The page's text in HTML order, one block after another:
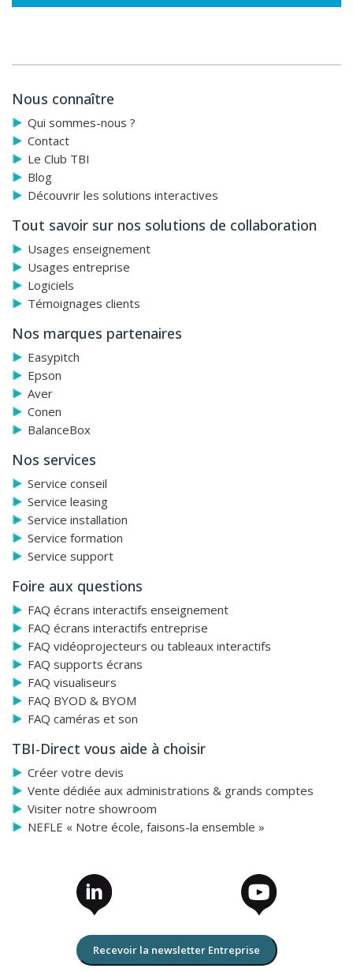
Nous connaître
Qui sommes-nous ?
Contact
Le Club TBI
Blog
Découvrir les solutions interactives
Tout savoir sur nos solutions de collaboration
Usages enseignement
Usages entreprise
Logiciels
Témoignages clients
Nos marques partenaires
Easypitch
Epson
Aver
Conen
BalanceBox
Nos services
Service conseil
Service leasing
Service installation
Service formation
Service support
Foire aux questions
FAQ écrans interactifs enseignement
FAQ écrans interactifs entreprise
FAQ vidéoprojecteurs ou tableaux interactifs
FAQ supports écrans
FAQ visualiseurs
FAQ BYOD & BYOM
FAQ caméras et son
TBI-Direct vous aide à choisir
Créer votre devis
Vente dédiée aux administrations & grands comptes
Visiter notre showroom
NEFLE « Notre école, faisons-la ensemble »
Recevoir la newsletter Entreprise